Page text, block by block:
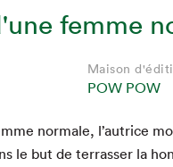
femme
Maison
POW POW
nor­male, l’autrice
le but de ter­rass­er la